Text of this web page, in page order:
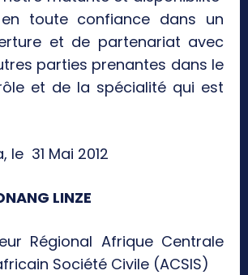
toute confiance dans un
et de partenariat avec
parties prenantes dans le
et de la spécialité qui est
le 31 Mai 2012
LINZE
Régional Afrique Centrale
Société Civile (ACSIS)